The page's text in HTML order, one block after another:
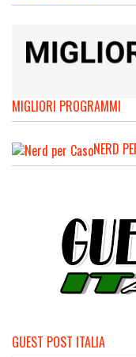
MIGLIORI PROGRAMMI
NERD
GUEST POST ITALIA